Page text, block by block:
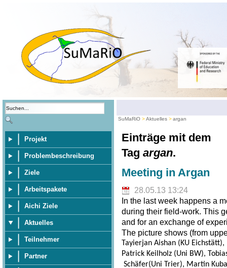
Projekt
Problembeschreibung
Ziele
Arbeitspakete
Aichi Ziele
Aktuelles
Teilnehmer
Partner
SuMaRiO Aktuelles argan
Einträge mit dem
Tag argan.
Meeting in Argan
28.05.13 13:24
In the last week happens a
during their field-work. This
and for an exchange of
The picture shows (from
Tayierjan Aishan (KU
Patrick Keilholz (Uni BW),
Schäfer(Uni Trier), Martin